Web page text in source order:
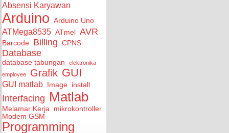
Absensi Karyawan
Arduino Arduino Uno
ATMega8535 ATmel AVR
Barcode Billing CPNS
Database
database tabungan
elektronika
employee
Grafik GUI
GUI matlab Image install
Interfacing Matlab
Melamar Kerja mikrokontroller
Modem GSM
Programming